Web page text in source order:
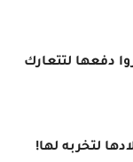
دفعها لتتعارك
لتخربه لها!